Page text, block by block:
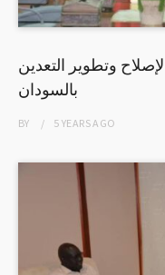
وتطوير التعدين
بالسودان
BY 5 YEARSAGO